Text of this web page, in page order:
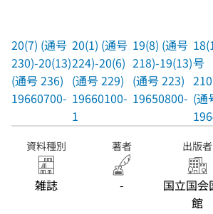
20(7) (通号
230)-20(13)
(通号 236)
19660700-
20(1) (通号
224)-20(6)
(通号 229)
19660100-
1
19(8) (通号
218)-19(13)
(通号 223)
19650800-
号
(通
資料種別
雑誌
著者
-
出版者
国立国会
館